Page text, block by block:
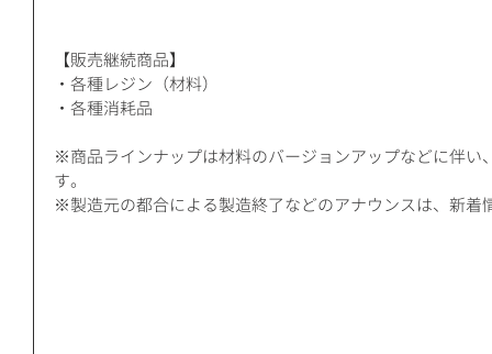
【販売継続商品】
・各種レジン（材料）
・各種消耗品
※商品ラインナップは材料のバージョンアップなどに伴い
す。
※製造元の都合による製造終了などのアナウンスは、新着